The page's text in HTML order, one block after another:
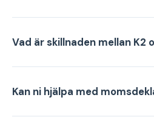
Vad är skillnaden mellan K2
Kan ni hjälpa med